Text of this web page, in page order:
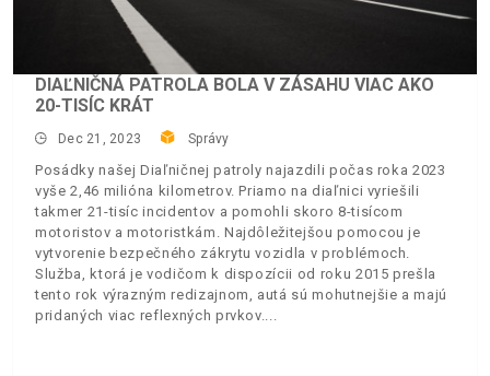
DIAĽNIČNÁ PATROLA BOLA V ZÁSAHU VIAC AKO
20-TISÍC KRÁT
Dec 21, 2023 Správy
Posádky našej Diaľničnej patroly najazdili počas roka 2023
vyše 2,46 milióna kilometrov. Priamo na diaľnici vyriešili
takmer 21-tisíc incidentov a pomohli skoro 8-tisícom
motoristov a motoristkám. Najdôležitejšou pomocou je
vytvorenie bezpečného zákrytu vozidla v problémoch.
Služba, ktorá je vodičom k dispozícii od roku 2015 prešla
tento rok výrazným redizajnom, autá sú mohutnejšie a majú
pridaných viac reflexných prvkov.